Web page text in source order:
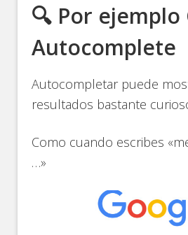
🔍 Por ejemplo
Autocomplete
Autocompletar puede
resultados bastante
Como cuando escribes
…»